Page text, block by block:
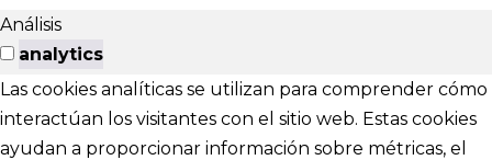
Análisis
analytics
Las cookies analíticas se utilizan para comprender cómo
interactúan los visitantes con el sitio web. Estas cookies
ayudan a proporcionar información sobre métricas, el